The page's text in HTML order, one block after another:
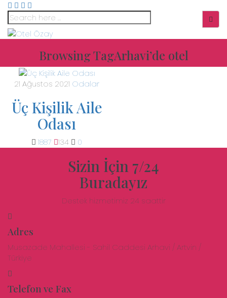
Browsing TagArhavi’de otel
21 Ağustos 2021 Odalar
Üç Kişilik Aile
Odası
1887 134 0
Sizin İçin 7/24
Buradayız
Destek hizmetimiz 24 saattir
Adres
Musazade Mahallesi - Sahil Caddesi Arhavi / Artvin /
Türkiye
Telefon ve Fax